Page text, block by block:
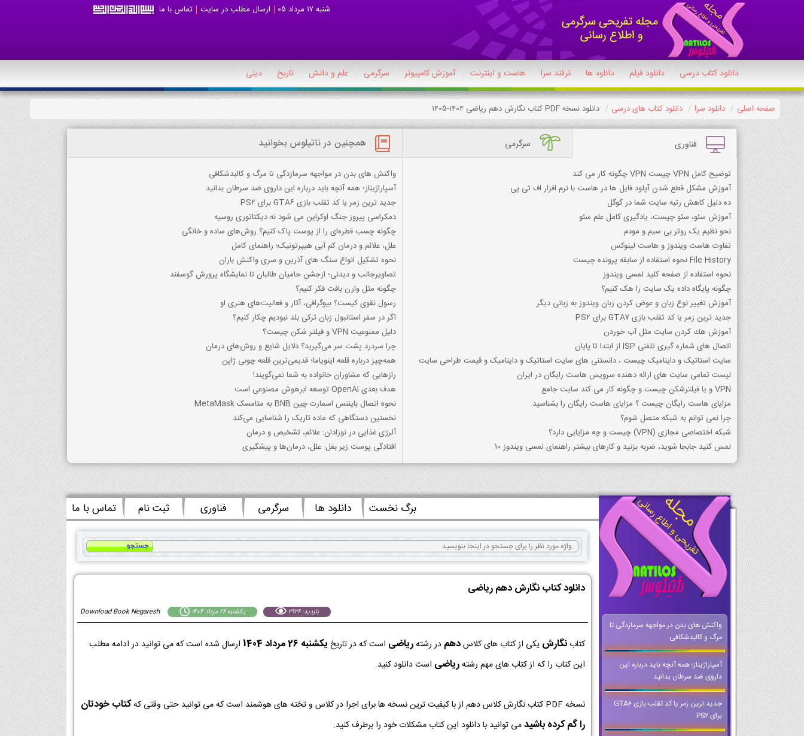
شنبه 17 مرداد 05 ارسال مطلب در سایت تماس با ما
دانلود کتاب درسی دانلود فیلم دانلود ها ترفند سرا هاست و اینترنت آموزش کامپیوتر سرگرمی علم و دانش تاریخ دینی
صفحه اصلی دانلود سرا دانلود کتاب های درسی دانلود نسخه PDF کتاب نگارش دهم ریاضی 1404-1405
فناوری سرگرمی
توضیح کامل VPN چیست VPN چگونه کار می کند
آموزش مشکل قطع شدن آپلود فایل ها در هاست با نرم افزار اف تی پی
ده دلیل کاهش رتبه سایت شما در گوگل
آموزش سئو، سئو چیست، یادگیری کامل علم سئو
نحو نظیم یک روتر بی سیم و مودم
تفاوت هاست ویندوز و هاست لینوکس
File History نحوه استفاده از سابقه پرونده چیست
نحوه استفاده از صفحه کلید لمسی ویندوز
چگونه پایگاه داده یک سایت را هک کنیم؟
آموزش تغییر نوع زبان و عوض کردن زبان ویندوز به زبانی دیگر
جدید ترین زمر یا کد تقلب بازی GTA7 برای PS2
آموزش هك كردن سايت مثل آب خوردن
اتصال های شماره گیری تلفنی ISP از ابتدا تا پایان
سایت استاتیک و داینامیک چیست ، دانستنی های سایت استاتیک و داینامیک و قیمت طراحی سایت
لیست تمامی سایت های ارائه دهنده سرویس هاست رایگان در ایران
VPN و یا فیلترشکن چیست و چگونه کار می کند سایت جامع
مزایای هاست رایگان چیست ؟ مزایای هاست رایگان را بشناسید
چرا نمی توانم به شبکه متصل شوم؟
شبکه اختصاصی مجازی (VPN) چیست و چه مزایایی دارد؟
لمس کنید جابجا شوید، ضربه بزنید و کارهای بیشتر.راهنمای لمسی ویندوز 10
همچنین در ناتیلوس بخوانید
واکنش های بدن در مواجهه سرمازدگی تا مرگ و کالبدشکافی
آسپاراژیناز؛ همه آنچه باید درباره این داروی ضد سرطان بدانید
جدید ترین زمر یا کد تقلب بازی GTA6 برای PS2
دمکراسی پیروز جنگ اوکراین می شود نه دیکتاتوری روسیه
چگونه چسب قطره‌ای را از پوست پاک کنیم؟ روش‌های ساده و خانگی
علل، علائم و درمان کم آبی هیپرتونیک؛ راهنمای کامل
نحوه تشکیل انواع سنگ های آذرین و سری واکنش باران
تصاویرجالب و دیدنی؛ ازجشن حامیان طالبان تا نمایشگاه پرورش گوسفند
چگونه مثل وارن بافت فکر کنیم؟
رسول نقوی کیست؟ بیوگرافی، آثار و فعالیت‌های هنری او
اگر در سفر استانبول زبان ترکی بلد نبودیم چکار کنیم؟
دلیل ممنوعیت VPN و فیلتر شكن چیست؟
چرا سردرد پشت سر می‌گیرید؟ دلایل شایع و روش‌های درمان
همه‌چیز درباره قلعه اینویاما؛ قدیمی‌ترین قلعه چوبی ژاپن
رازهایی که مشاوران خانواده به شما نمی‌گویند!
هدف بعدی OpenAI توسعه ابرهوش مصنوعی است
نحوه اتصال بایننس اسمارت چین BNB به متامسک MetaMask
نخستین دستگاهی که ماده تاریک را شناسایی می‌کند
آلرژی غذایی در نوزادان: علائم، تشخیص و درمان
افتادگی پوست زیر بغل: علل، درمان‌ها و پیشگیری
واکنش های بدن در مواجهه سرمازدگی تا
مرگ و کالبدشکافی
آسپاراژیناز؛ همه آنچه باید درباره این
داروی ضد سرطان بدانید
جدید ترین زمر یا کد تقلب بازی GTA6
برای PS2
برگ نخست دانلود ها سرگرمی فناوری ثبت نام تماس با ما
دانلود کتاب نگارش دهم ریاضی
Download Book Negaresh يكشنبه 26 مرداد 1404 بازدید: 2926
کتابنگارش یکی از کتاب های کلاسدهم در رشتهریاضی است که در تاریخ يكشنبه 26 مرداد 1404
ارسال شده است که می توانید در ادامه مطلب
این کتاب را که از کتاب های مهم رشتهریاضی است دانلود کنید.
نسخه PDF کتاب نگارش کلاس دهم از با کیفیت ترین نسخه ها برای اجرا در کلاس و تخته های هوشمند است که می توانید حتی وقتی که
کتاب خودتان
را گم کرده باشیدمی توانید با دانلود این کتاب مشکلات خود را برطرف کنید.